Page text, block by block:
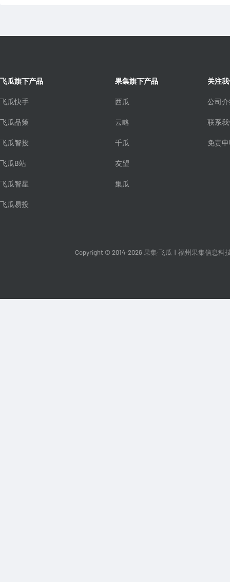
飞瓜旗下产品
飞瓜快手
飞瓜品策
飞瓜智投
飞瓜B站
飞瓜智星
飞瓜易投
果集旗下产品
西瓜
云略
千瓜
友望
集瓜
关注
公司
联系
免责
Copyright © 2014-2026 果集·飞瓜 福州果集信息科